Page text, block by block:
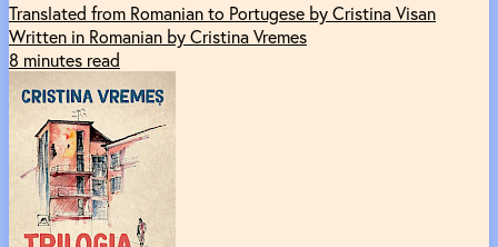
Translated from Romanian to Portugese by Cristina Visan
Written in Romanian by Cristina Vremes
8 minutes read